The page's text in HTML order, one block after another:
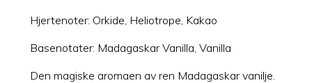
Hjertenoter: Orkide, Heliotrope, Kakao
Basenotater: Madagaskar Vanilla, Vanilla
Den magiske aromaen av ren Madagaskar vanilje.